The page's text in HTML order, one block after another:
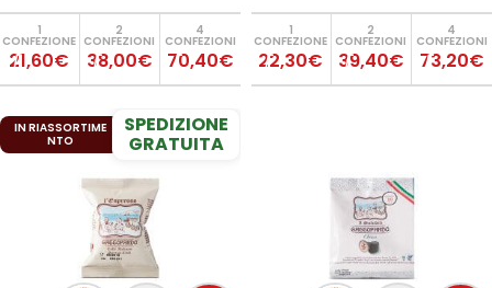
1
CONFEZIONE
21,60€
2
CONFEZIONI
38,00€
4
CONFEZIONI
70,40€
1
CONFEZIONE
22,30€
2
CONFEZIONI
39,40€
4
CONFEZIONI
73,20€
IN RIASSORTIME
NTO
SPEDIZIONE
GRATUITA